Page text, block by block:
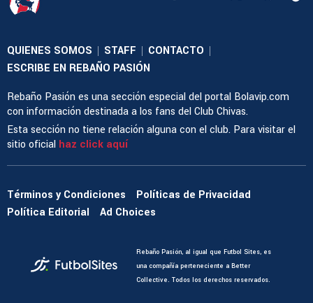
QUIENES SOMOS | STAFF | CONTACTO |
ESCRIBE EN REBAÑO PASIÓN
Rebaño Pasión es una sección especial del portal Bolavip.com
con información destinada a los fans del Club Chivas.
Esta sección no tiene relación alguna con el club. Para visitar el
sitio oficial haz click aquí
Términos y Condiciones
Políticas de Privacidad
Política Editorial
Ad Choices
Rebaño Pasión, al igual que Futbol Sites, es
una compañía perteneciente a Better
Collective. Todos los derechos reservados.